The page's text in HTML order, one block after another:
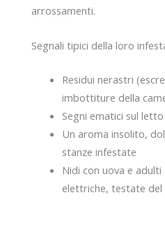
arrossamenti.
Segnali tipici della loro
Residui nerastri
imbottiture della
Segni ematici sul letto
Un aroma insolito,
stanze infestate
Nidi con uova e
elettriche, testate